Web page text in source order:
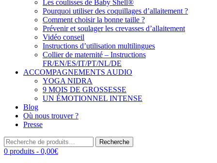
Les coulisses de Baby Shell®
Pourquoi utiliser des coquillages d’allaitement ?
Comment choisir la bonne taille ?
Prévenir et soulager les crevasses d’allaitement
Vidéo conseil
Instructions d’utilisation multilingues
Collier de maternité – Instructions
FR/EN/ES/IT/PT/NL/DE
ACCOMPAGNEMENTS AUDIO
YOGA NIDRA
9 MOIS DE GROSSESSE
UN ÉMOTIONNEL INTENSE
Blog
Où nous trouver ?
Presse
Recherche
pour :
Recherche
0 produits - 0,00€